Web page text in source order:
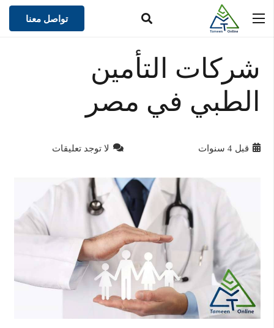
تواصل معنا
شركات التأمين
الطبي في مصر
قبل 4 سنوات لا توجد تعليقات